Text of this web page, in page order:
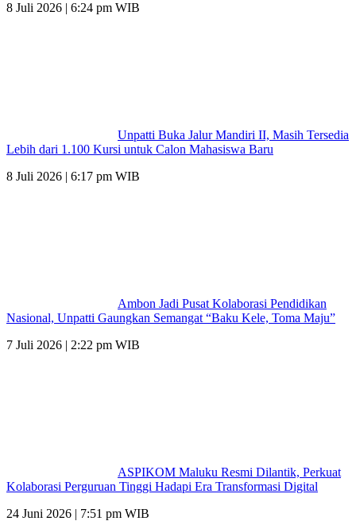
8 Juli 2026 | 6:24 pm WIB
Unpatti Buka Jalur Mandiri II, Masih Tersedia
Lebih dari 1.100 Kursi untuk Calon Mahasiswa Baru
8 Juli 2026 | 6:17 pm WIB
Ambon Jadi Pusat Kolaborasi Pendidikan
Nasional, Unpatti Gaungkan Semangat “Baku Kele, Toma Maju”
7 Juli 2026 | 2:22 pm WIB
ASPIKOM Maluku Resmi Dilantik, Perkuat
Kolaborasi Perguruan Tinggi Hadapi Era Transformasi Digital
24 Juni 2026 | 7:51 pm WIB